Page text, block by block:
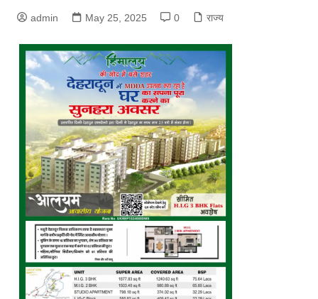
admin May 25, 2025 0 राज्य